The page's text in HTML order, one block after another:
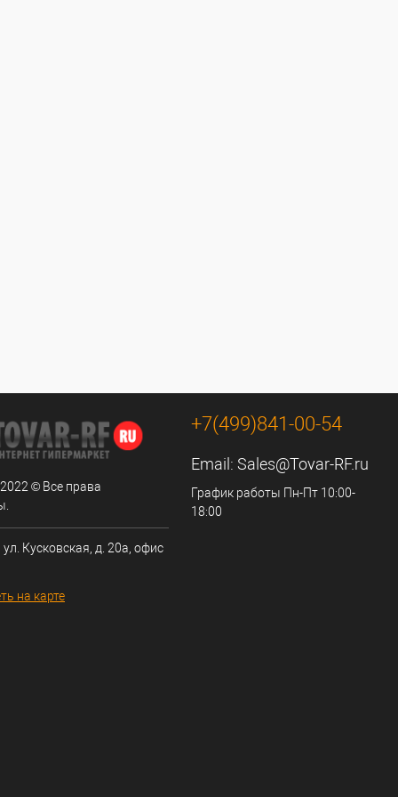
© Все права
ул. Кусковская, д. 20а, офис
на карте
+7(499)841-00-54
Email: Sales@Tovar-RF.ru
График работы Пн-Пт 10:00-
18:00